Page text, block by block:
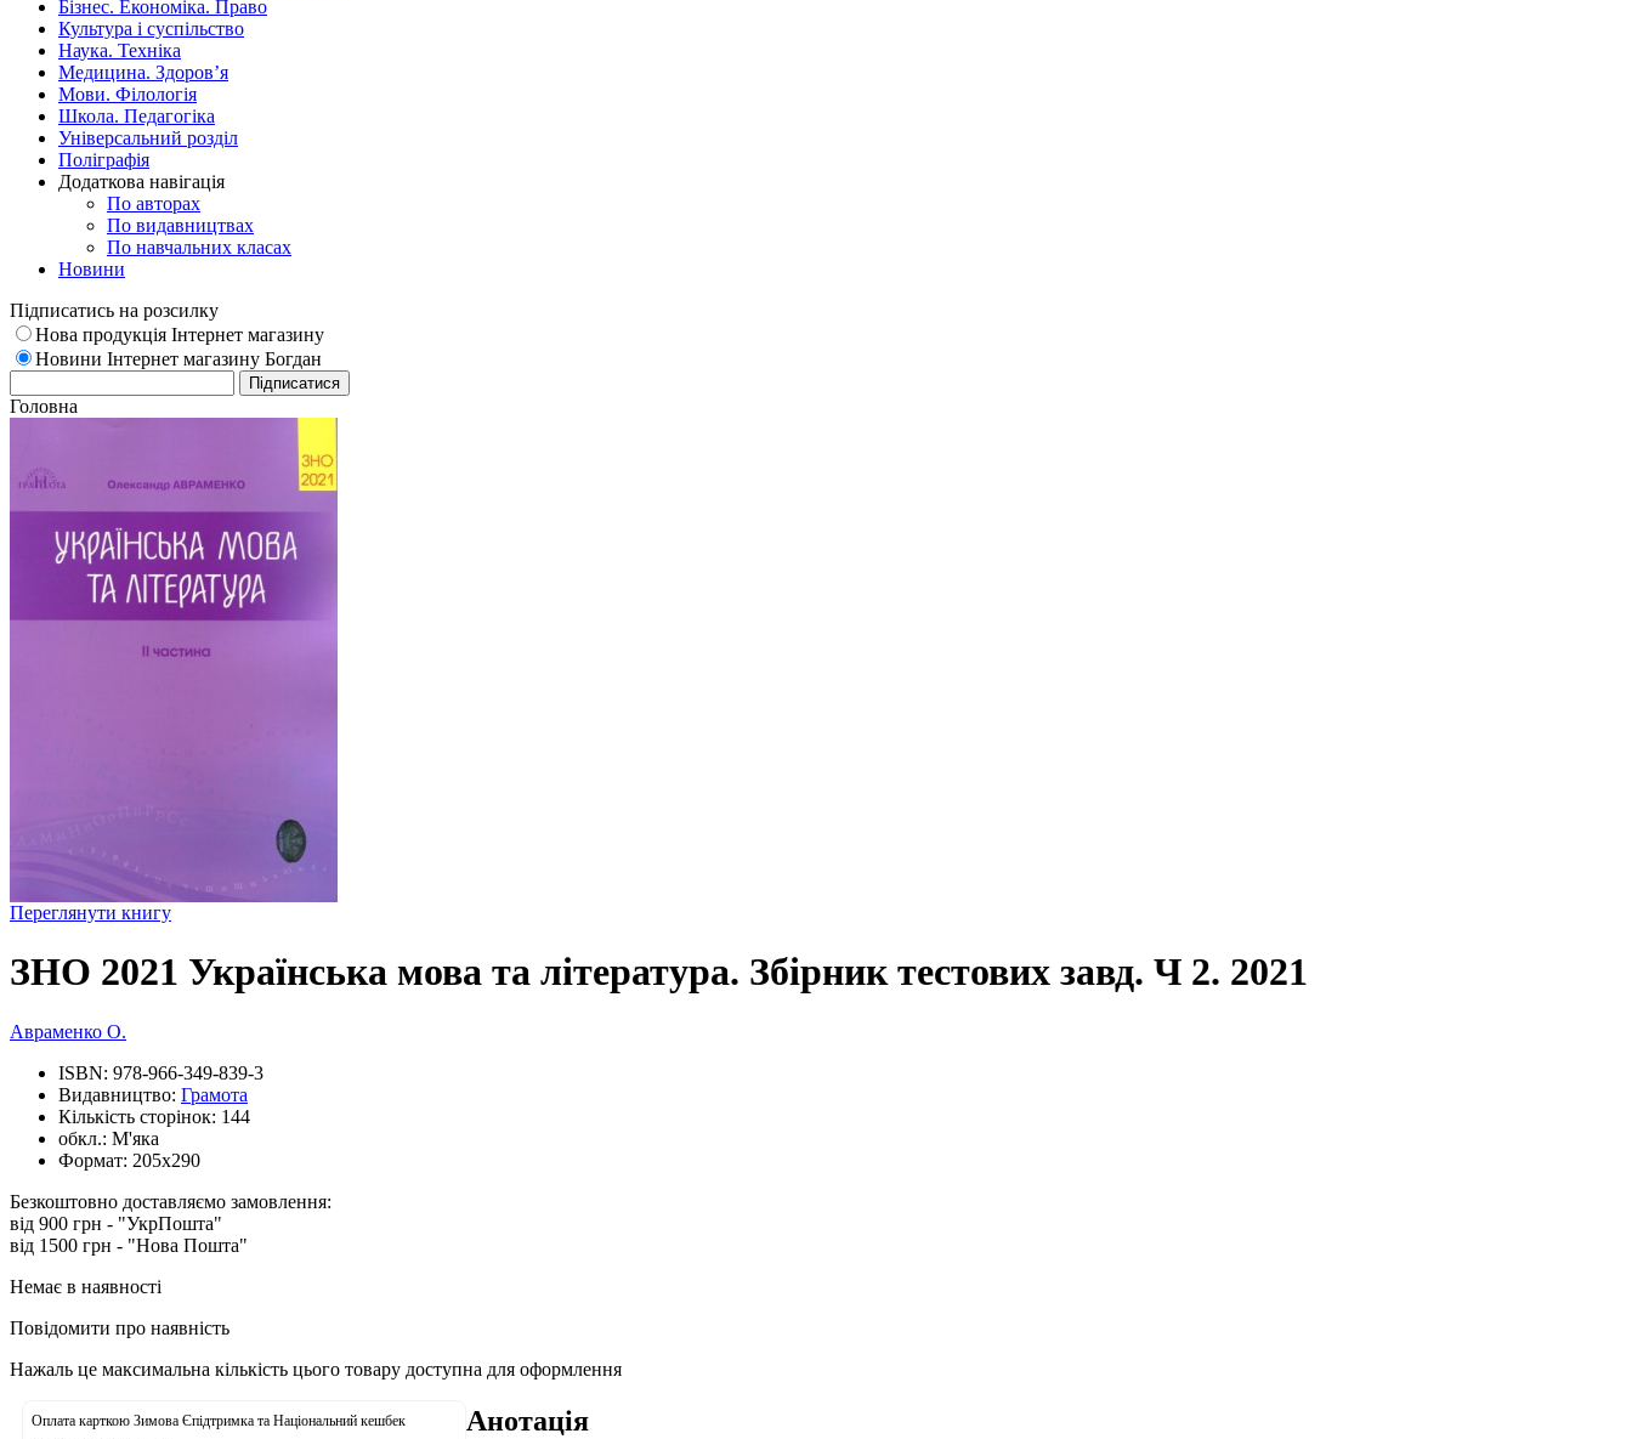
Бізнес. Економіка. Право
Культура і суспільство
Наука. Техніка
Медицина. Здоров’я
Мови. Філологія
Школа. Педагогіка
Універсальний розділ
Поліграфія
Додаткова навігація
По авторах
По видавництвах
По навчальних класах
Новини
Підписатись на розсилку
Нова продукція Інтернет магазину
Новини Інтернет магазину Богдан
Головна
Переглянути книгу
ЗНО 2021 Українська мова та література. Збірник тестових завд. Ч 2. 2021
Авраменко О.
ISBN: 978-966-349-839-3
Видавництво: Грамота
Кількість сторінок: 144
обкл.: М'яка
Формат: 205х290
Безкоштовно доставляємо замовлення:
від 900 грн - "УкрПошта"
від 1500 грн - "Нова Пошта"
Немає в наявності
Повідомити про наявність
Нажаль це максимальна кількість цього товару доступна для оформлення
Оплата карткою Зимова Єпідтримка та Національний кешбек
Анотація